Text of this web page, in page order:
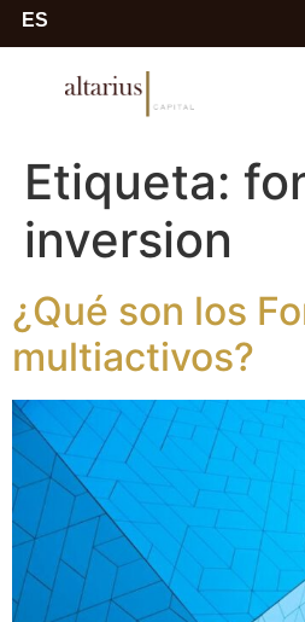
ES
Etiqueta:
inversion
¿Qué son los
multiactivos?